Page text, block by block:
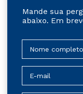
Mande sua
abaixo. Em